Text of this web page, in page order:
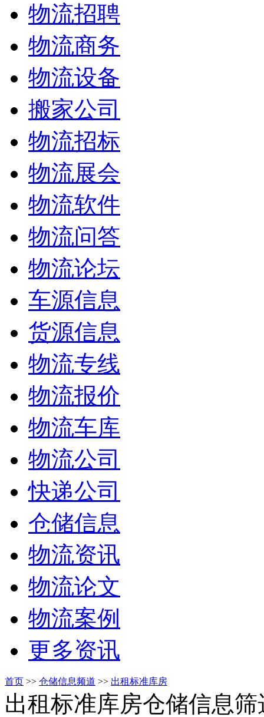
物流招聘
物流商务
物流设备
搬家公司
物流招标
物流展会
物流软件
物流问答
物流论坛
车源信息
货源信息
物流专线
物流报价
物流车库
物流公司
快递公司
仓储信息
物流资讯
物流论文
物流案例
更多资讯
首页 >> 仓储信息频道 >> 出租标准库房
出租标准库房仓储信息筛